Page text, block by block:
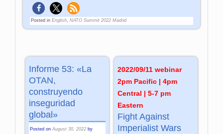
Posted in English ,NATO Summit 2022 Madrid
Informe 53: «La
OTAN,
construyendo
inseguridad
global»
Posted onAugust 30, 2022 by
2022/09/11 webinar
2pm Pacific | 4pm
Central | 5-7 pm
Eastern
Fight Against
Imperialist Wars